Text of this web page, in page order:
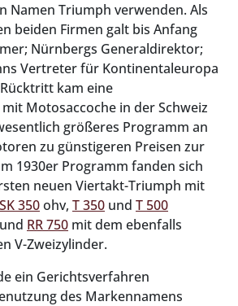
Namen Triumph verwenden. Als
beiden Firmen galt bis Anfang
Nürnbergs Generaldirektor;
Vertreter für Kontinentaleuropa
kam eine
Motosaccoche in der Schweiz
größeres Programm an
zu günstigeren Preisen zur
1930er Programm fanden sich
neuen Viertakt-Triumph mit
350ohv, T 350 und T 500
RR 750 mit dem ebenfalls
V-Zweizylinder.
ein Gerichtsverfahren
des Markennamens